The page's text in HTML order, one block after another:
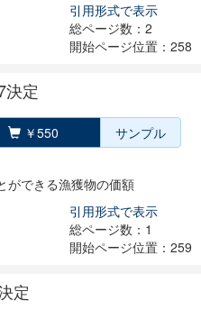
引用形式で表示
総ページ数：2
開始ページ位置：258
決定
￥550 サンプル
ができる漁獲物の価額
引用形式で表示
総ページ数：1
開始ページ位置：259
定